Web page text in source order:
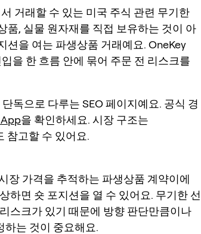
거래할 수 있는 미국 주식 관련 무기한
품, 실물 원자재를 직접 보유하는 것이 아
션을 여는 파생상품 거래예요. OneKey
을 한 흐름 안에 묶어 주문 전 리스크를
독으로 다루는 SEO 페이지예요. 공식 경
을 확인하세요. 시장 구조는
참고할 수 있어요.
장 가격을 추적하는 파생상품 계약이에
하면 숏 포지션을 열 수 있어요. 무기한 선
스크가 있기 때문에 방향 판단만큼이나
하는 것이 중요해요.